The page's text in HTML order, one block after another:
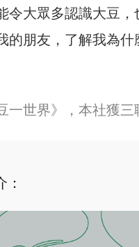
令大眾多認識大豆
的朋友，了解我為
一世界》，本社獲三
：